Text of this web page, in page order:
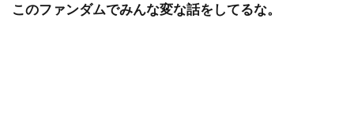
このファンダムでみんな変な話をしてるな。